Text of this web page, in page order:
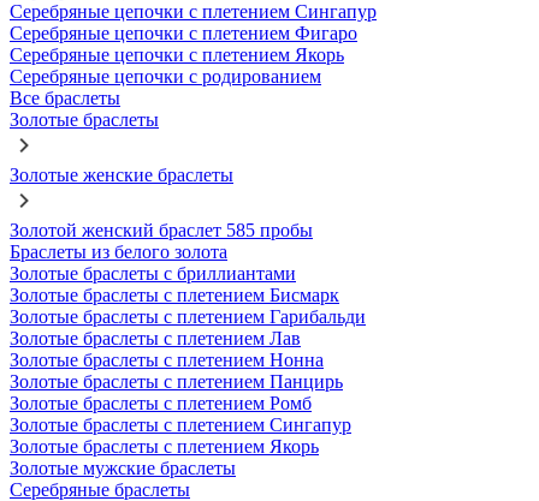
Серебряные цепочки с плетением Сингапур
Серебряные цепочки с плетением Фигаро
Серебряные цепочки с плетением Якорь
Серебряные цепочки с родированием
Все браслеты
Золотые браслеты
Золотые женские браслеты
Золотой женский браслет 585 пробы
Браслеты из белого золота
Золотые браслеты с бриллиантами
Золотые браслеты с плетением Бисмарк
Золотые браслеты с плетением Гарибальди
Золотые браслеты с плетением Лав
Золотые браслеты с плетением Нонна
Золотые браслеты с плетением Панцирь
Золотые браслеты с плетением Ромб
Золотые браслеты с плетением Сингапур
Золотые браслеты с плетением Якорь
Золотые мужские браслеты
Серебряные браслеты